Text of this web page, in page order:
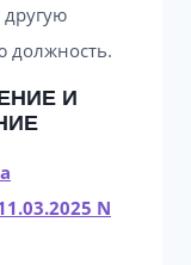
должность.
И
N